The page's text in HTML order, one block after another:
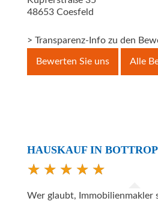
48653 Coesfeld
> Transparenz-Info zu den
Bewerten Sie uns Alle
HAUSKAUF IN BOTTROP
Wer glaubt, Immobilienmakler